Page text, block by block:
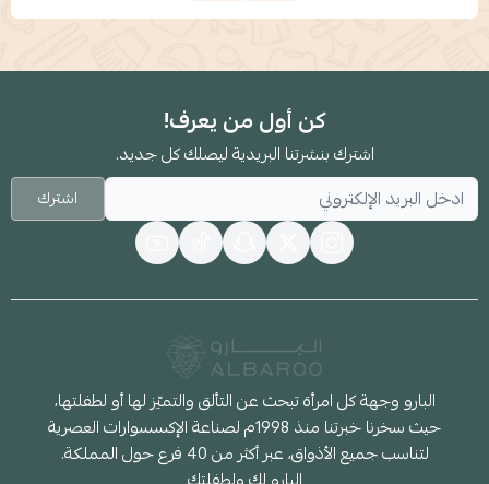
كن أول من يعرف!
اشترك بنشرتنا البريدية ليصلك كل جديد.
اشترك
البارو وجهة كل امرأة تبحث عن التألق والتميّز لها أو لطفلتها،
حيث سخرنا خبرتنا منذ 1998م لصناعة الإكسسوارات العصرية
لتناسب جميع الأذواق، عبر أكثر من 40 فرع حول المملكة.